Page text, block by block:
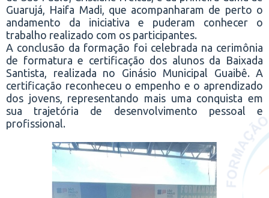
Guarujá, Haifa Madi, que acompanharam de perto o
andamento da iniciativa e puderam conhecer o
trabalho realizado com os participantes.
A conclusão da formação foi celebrada na cerimônia
de formatura e certificação dos alunos da Baixada
Santista, realizada no Ginásio Municipal Guaibê. A
certificação reconheceu o empenho e o aprendizado
dos jovens, representando mais uma conquista em
sua trajetória de desenvolvimento pessoal e
profissional.